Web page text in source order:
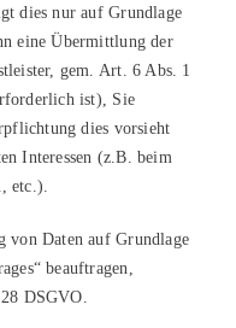
dies nur auf Grundlage
eine Übermittlung der
gem. Art. 6 Abs. 1
ist), Sie
dies vorsieht
Interessen (z.B. beim
etc.).
von Daten auf Grundlage
beauftragen,
DSGVO.